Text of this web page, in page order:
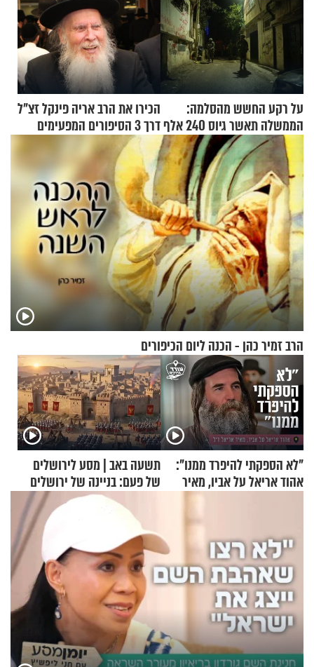
על רקע החשש מהסלמה:
הממשלה תאשר גיוס 240 אלף
אנשי מילואים
הכירו את הרב אריה פינקל זצ"ל
דרך 3 הסיפורים המפעימים
האלה
הרב זמיר כהן - הכנה ליום הכיפורים
"לא הספקתי להיפרד ממנו":
אהוד אריאל על אביו, מאיר
תשעה באב | מסע לירושלים
של פעם: בניינה של ירושלים